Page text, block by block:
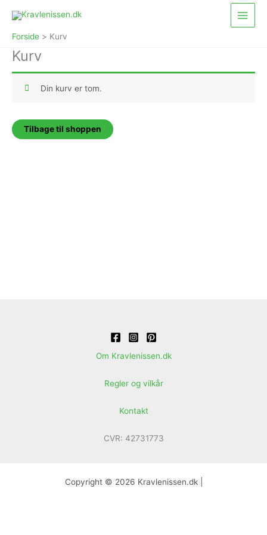
indholdet
Main
Menu
Forside Kurv
Kurv
Din kurv er tom.
Tilbage til shoppen
Om Kravlenissen.dk
Regler og vilkår
Kontakt
CVR: 42731773
Copyright © 2026 Kravlenissen.dk |